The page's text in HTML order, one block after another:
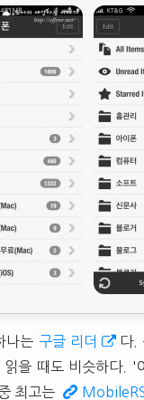
나는 구글 리더
다.
을 때도 비슷하다. '
최고는